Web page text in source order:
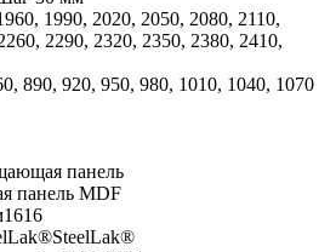
1990, 2020, 2050, 2080, 2110,
2290, 2320, 2350, 2380, 2410,
890, 920, 950, 980, 1010, 1040, 1070
панель
панель MDF
1616
SteelLak®